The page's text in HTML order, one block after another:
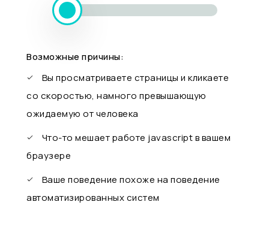
Возможные причины:
Вы просматриваете страницы и кликаете
со скоростью, намного превышающую
ожидаемую от человека
Что-то мешает работе javascript в вашем
браузере
Ваше поведение похоже на поведение
автоматизированных систем